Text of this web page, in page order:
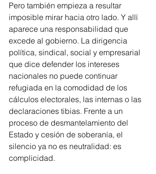
Pero también empieza a resultar
imposible mirar hacia otro lado. Y allí
aparece una responsabilidad que
excede al gobierno. La dirigencia
política, sindical, social y empresarial
que dice defender los intereses
nacionales no puede continuar
refugiada en la comodidad de los
cálculos electorales, las internas o las
declaraciones tibias. Frente a un
proceso de desmantelamiento del
Estado y cesión de soberanía, el
silencio ya no es neutralidad: es
complicidad.